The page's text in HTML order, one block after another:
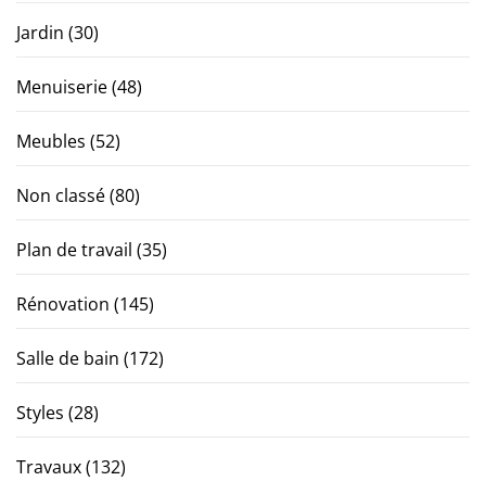
Jardin (30)
Menuiserie(48)
Meubles (52)
Non classé(80)
Plan de travail (35)
Rénovation (145)
Salle de bain (172)
Styles (28)
Travaux(132)